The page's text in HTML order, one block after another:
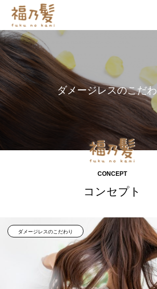
ダメージレスのこだわ
CONCEPT
コンセプト
ダメージレスのこだわり